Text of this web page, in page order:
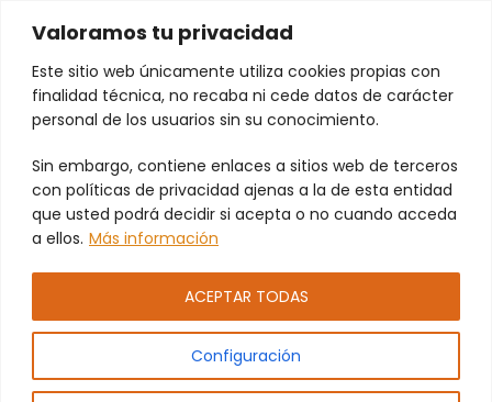
Valoramos tu privacidad
Este sitio web únicamente utiliza cookies propias con
finalidad técnica, no recaba ni cede datos de carácter
personal de los usuarios sin su conocimiento.
Sin embargo, contiene enlaces a sitios web de terceros
con políticas de privacidad ajenas a la de esta entidad
que usted podrá decidir si acepta o no cuando acceda
a ellos. Más información
Configuración
ACEPTAR TODAS
PUERTAS METÁLICAS